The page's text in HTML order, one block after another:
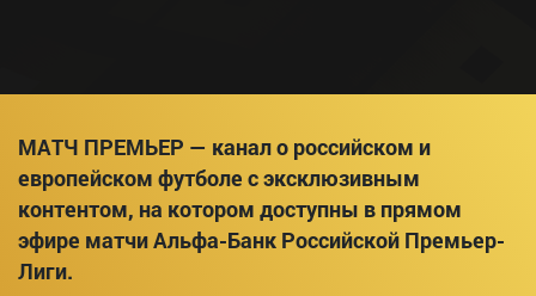
МАТЧ ПРЕМЬЕР — канал о российском и
европейском футболе с эксклюзивным
контентом, на котором доступны в прямом
эфире матчи Альфа-Банк Российской Премьер-
Лиги.